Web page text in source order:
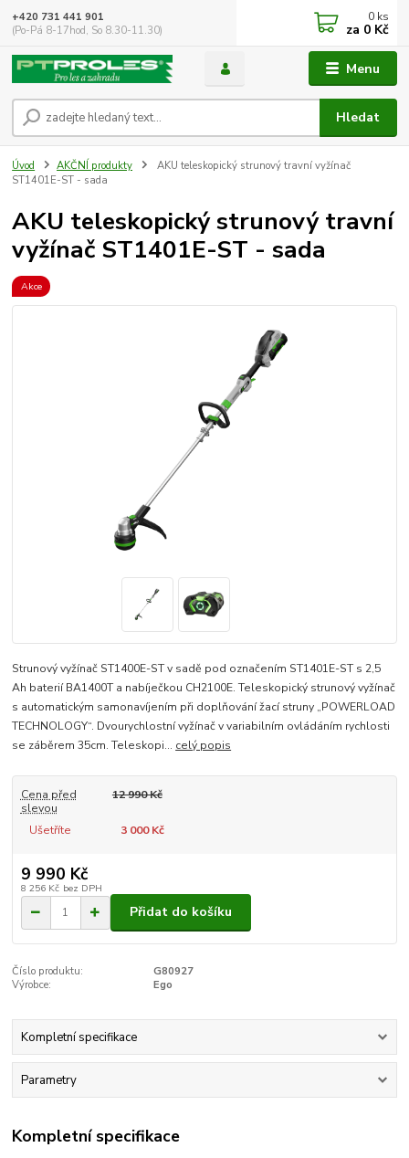
Menu
Hledat
+420 731 441 901
(Po-Pá 8-17hod, So 8.30-11.30)
0 ks
za 0 Kč
Úvod AKČNÍ produkty
AKU teleskopický strunový travní vyžínač
ST1401E-ST - sada
AKU teleskopický strunový travní
vyžínač ST1401E-ST - sada
Akce
Strunový vyžínač ST1400E-ST v sadě pod označením ST1401E-ST s 2,5
Ah baterií BA1400T a nabíječkou CH2100E. Teleskopický strunový vyžínač
s automatickým samonavíjením při doplňování žací struny „POWERLOAD
TECHNOLOGY“. Dvourychlostní vyžínač v variabilním ovládáním rychlosti
se záběrem 35cm. Teleskopi... celý popis
Cena před
slevou
12 990 Kč
Ušetříte 3 000 Kč
9 990 Kč
8 256 Kč bez DPH
Přidat do košíku
Číslo produktu:
G80927
Výrobce:
Ego
Kompletní specifikace
Parametry
Kompletní specifikace